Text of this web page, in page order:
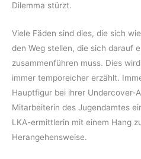
Dilemma stürzt.
Viele Fäden sind dies, die sich
den Weg stellen, die sich darauf
zusammenführen muss. Dies
immer temporeicher erzählt.
Hauptfigur bei ihrer Undercover-
Mitarbeiterin des Jugendamtes
LKA-ermittlerin mit einem Hang
Herangehensweise.